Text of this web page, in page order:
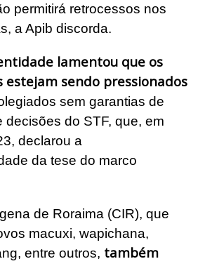
permitirá retrocessos nos
a Apib discorda.
lamentou que os
estejam sendo pressionados
sem garantias de
decisões do STF, que, em
declarou a
da tese do marco
de Roraima (CIR), que
macuxi, wapichana,
entre outros, também